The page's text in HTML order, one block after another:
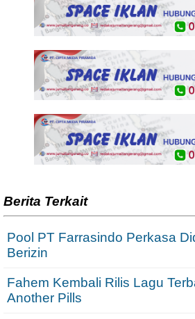
Berita Terkait
Pool PT Farrasindo Perkasa
Berizin
Fahem Kembali Rilis Lagu
Another Pills